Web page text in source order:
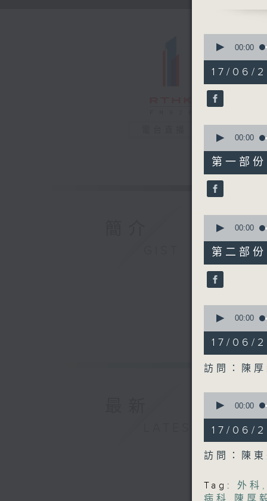
嘉賓：陳
seconds
hour,
38
minutes,
55
90%
00:00
17/06/
seconds
49
minutes,
0
seconds
90%
00:00
第一部
seconds
50
minutes,
5
seconds
90%
00:00
第二部
seconds
48
minutes,
54
seconds
90%
00:00
17/06/
訪問：陳
seconds
50
minutes,
1
second
90%
00:00
17/06/
訪問：陳
Tag: 外科 ,